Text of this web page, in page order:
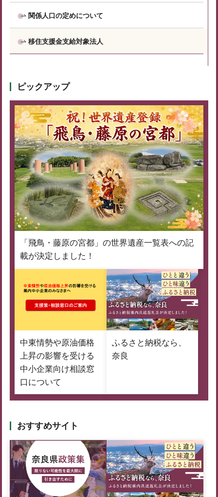
関係人口の定めについて
移住支援金支給対象法人
ピックアップ
「飛鳥・藤原の宮都」の世界遺産一覧表への記
載が決定しました！
中東情勢や原油価格
上昇の影響を受ける
中小企業向け相談窓
口について
ふるさと納税なら、
奈良
おすすめサイト